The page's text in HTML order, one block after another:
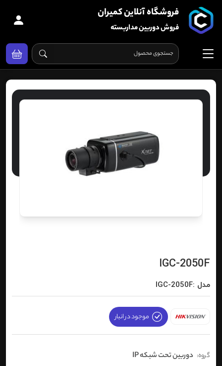
فروشگاه آنلاین کمیران
فروش دوربین مداربسته
IGC-2050F
مدل :IGC-2050F
موجود در انبار
گروه: دوربین تحت شبکه IP